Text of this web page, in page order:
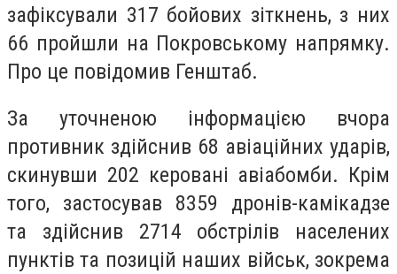
зафіксували 317 бойових зіткнень, з них
66 пройшли на Покровському напрямку.
Про це повідомив Генштаб.
За уточненою інформацією вчора
противник здійснив 68 авіаційних ударів,
скинувши 202 керовані авіабомби. Крім
того, застосував 8359 дронів-камікадзе
та здійснив 2714 обстрілів населених
пунктів та позицій наших військ, зокрема